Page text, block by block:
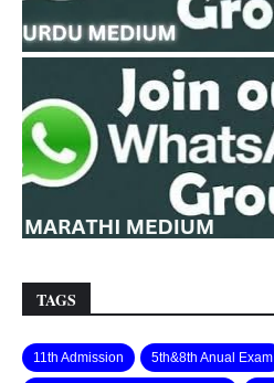
TAGS
11th Admission 5th&8th Anual Exam